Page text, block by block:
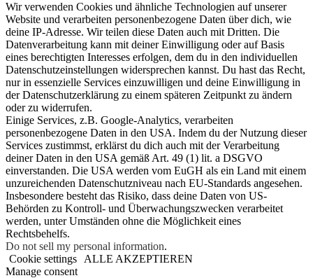
Wir verwenden Cookies und ähnliche Technologien auf unserer
Website und verarbeiten personenbezogene Daten über dich, wie
deine IP-Adresse. Wir teilen diese Daten auch mit Dritten. Die
Datenverarbeitung kann mit deiner Einwilligung oder auf Basis
eines berechtigten Interesses erfolgen, dem du in den individuellen
Datenschutzeinstellungen widersprechen kannst. Du hast das Recht,
nur in essenzielle Services einzuwilligen und deine Einwilligung in
der Datenschutzerklärung zu einem späteren Zeitpunkt zu ändern
oder zu widerrufen.
Einige Services, z.B. Google-Analytics, verarbeiten
personenbezogene Daten in den USA. Indem du der Nutzung dieser
Services zustimmst, erklärst du dich auch mit der Verarbeitung
deiner Daten in den USA gemäß Art. 49 (1) lit. a DSGVO
einverstanden. Die USA werden vom EuGH als ein Land mit einem
unzureichenden Datenschutzniveau nach EU-Standards angesehen.
Insbesondere besteht das Risiko, dass deine Daten von US-
Behörden zu Kontroll- und Überwachungszwecken verarbeitet
werden, unter Umständen ohne die Möglichkeit eines
Rechtsbehelfs.
Do not sell my personal information.
Cookie settings
ALLE AKZEPTIEREN
Manage consent